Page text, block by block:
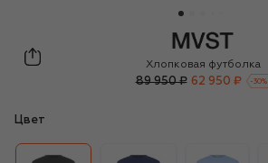
MVST
Хлопковая футболка
89 950 ₽ 62 950 ₽ -30%
Цвет